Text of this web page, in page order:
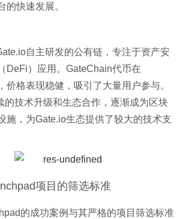
的快速发展。
自主研发的公有链，专注于资产安
DeFi）应用。GateChain代币在
价格表现稳健，吸引了大量用户参与。
的技术升级和生态合作，逐渐成为区块
施，为Gate.io生态提供了较大的技术支
项目的筛选标准
的成功案例与其严格的项目筛选标准